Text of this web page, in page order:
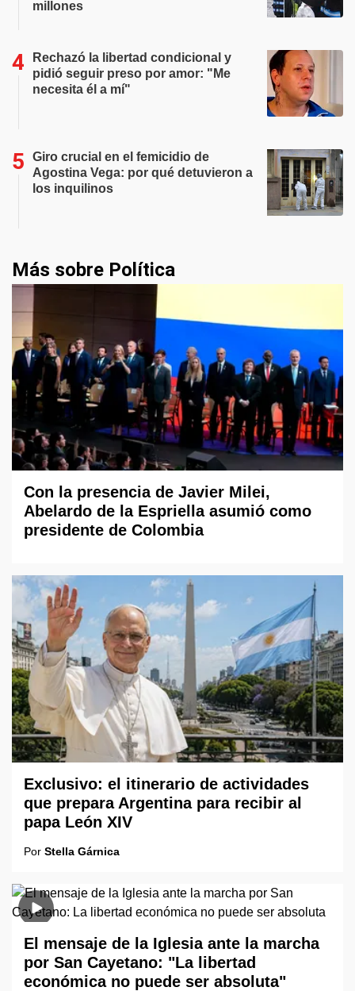
millones
Rechazó la libertad condicional y
pidió seguir preso por amor: "Me
necesita él a mí"
Giro crucial en el femicidio de
Agostina Vega: por qué detuvieron a
los inquilinos
Más sobre Política
Con la presencia de Javier Milei,
Abelardo de la Espriella asumió como
presidente de Colombia
Exclusivo: el itinerario de actividades
que prepara Argentina para recibir al
papa León XIV
Por Stella Gárnica
El mensaje de la Iglesia ante la marcha
por San Cayetano: "La libertad
económica no puede ser absoluta"